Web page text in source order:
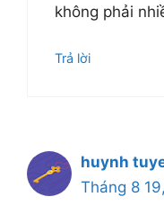
không phải
Trả lời
huynh
Tháng 8